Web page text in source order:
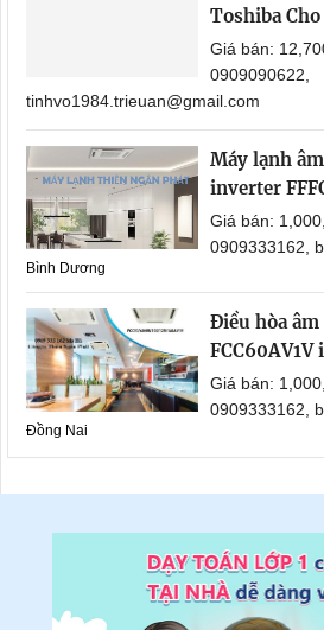
Toshiba
Giá bán:
0909090622,
tinhvo1984.trieuan@gmail.com
Máy lạnh
inverter
Giá bán:
0909333162,
Bình Dương
Điều hòa
Giá bán:
0909333162,
Đồng Nai